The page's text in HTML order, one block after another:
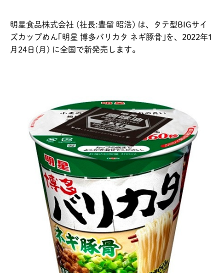
明星食品株式会社 (社長:豊留 昭浩) は、タテ型BIGサイ
ズカップめん｢明星 博多バリカタ ネギ豚骨｣を、2022年1
月24日(月) に全国で新発売します。